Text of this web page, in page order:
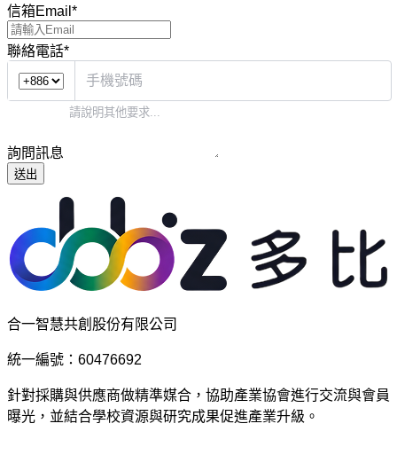
信箱Email *
聯絡電話*
詢問訊息
送出
合一智慧共創股份有限公司
統一編號：60476692
針對採購與供應商做精準媒合，協助產業協會進行交流與會員
曝光，並結合學校資源與研究成果促進產業升級。